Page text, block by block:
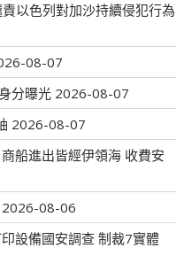
以色列對加沙持續侵犯行為
08-07
分曝光 2026-08-07
2026-08-07
船進出皆經伊領海 收費安
2026-08-06
設備國安調查 制裁7實體